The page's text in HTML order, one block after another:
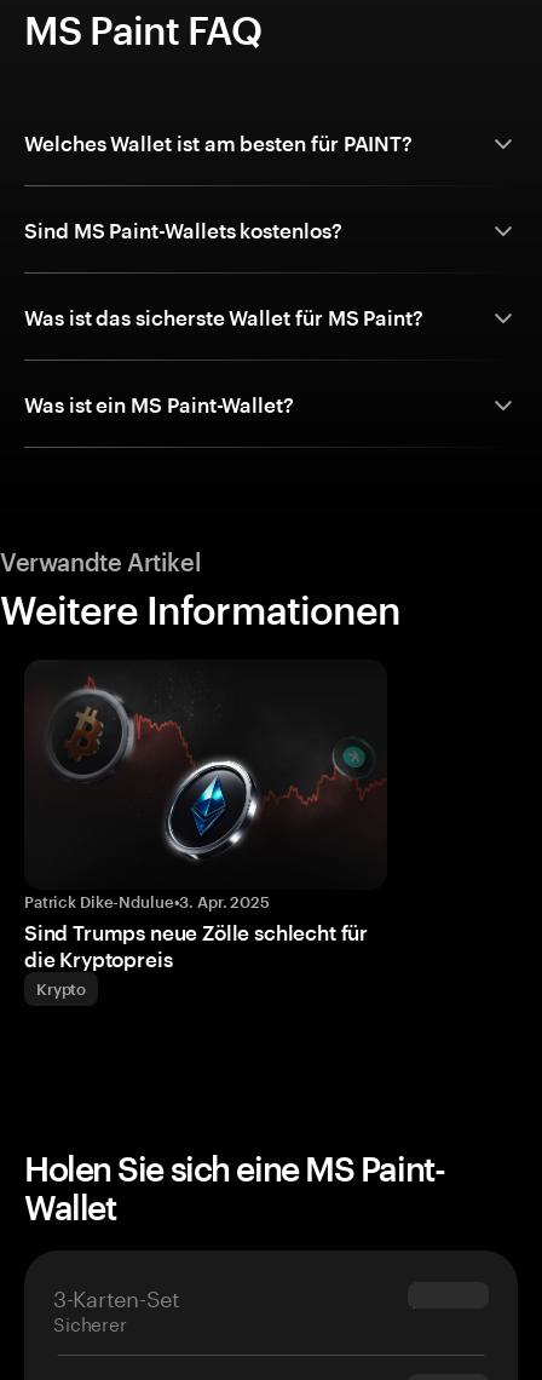
MS Paint FAQ
Welches Wallet ist am besten für PAINT?
Sind MS Paint-Wallets kostenlos?
Was ist das sicherste Wallet für MS Paint?
Was ist ein MS Paint-Wallet?
Verwandte Artikel
Weitere Informationen
Patrick Dike-Ndulue•3. Apr. 2025
Sind Trumps neue Zölle schlecht für
die Kryptopreis
Krypto
Holen Sie sich eine MS Paint-
Wallet
3-Karten-Set
Sicherer
$69.90